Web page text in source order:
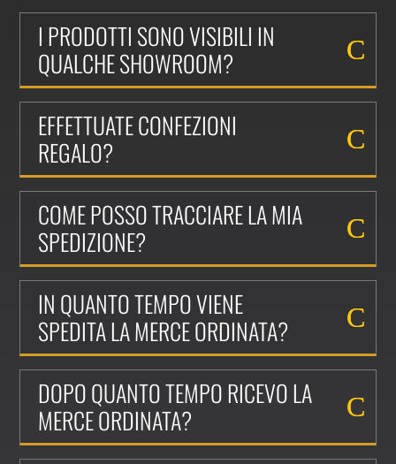
I PRODOTTI SONO VISIBILI IN
QUALCHE SHOWROOM?
EFFETTUATE CONFEZIONI
REGALO?
COME POSSO TRACCIARE LA MIA
SPEDIZIONE?
IN QUANTO TEMPO VIENE
SPEDITA LA MERCE ORDINATA?
DOPO QUANTO TEMPO RICEVO LA
MERCE ORDINATA?